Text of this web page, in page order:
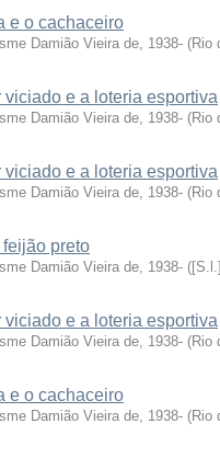
e o cachaceiro
Damião Vieira de, 1938- (Rio
viciado e a loteria esportiva
Damião Vieira de, 1938- (Rio
viciado e a loteria esportiva
Damião Vieira de, 1938- (Rio
preto
Damião Vieira de, 1938- (
viciado e a loteria esportiva
Damião Vieira de, 1938- (Rio
e o cachaceiro
Damião Vieira de, 1938- (Rio